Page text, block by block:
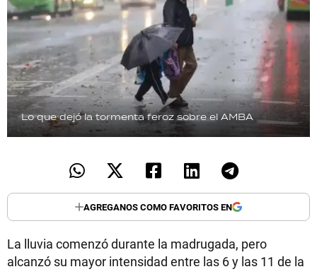
Lo que dejó la tormenta feroz sobre el AMBA
AGREGANOS COMO FAVORITOS EN
La lluvia comenzó durante la madrugada, pero
alcanzó su mayor intensidad entre las 6 y las 11 de la